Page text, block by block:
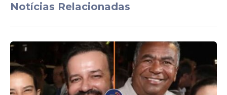
Além da abertura de inquérito policial, o
documento protocolado pede que seja
por Marco Rubio, do ofício remetido por
Flávio Bolsonaro e de eventuais demais
comunicações mantidas entre o senador e
autoridades estrangeiras.
Notícias Relacionadas